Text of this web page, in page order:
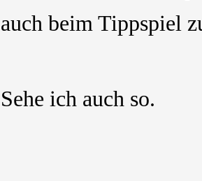
auch beim Tippspiel
Sehe ich auch so.